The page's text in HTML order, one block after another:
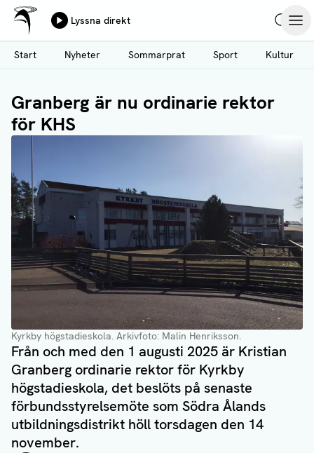
Hoppa
till
huvudinnehåll
Ålands Radio & TV
Lyssna direkt
Start
Nyheter Sommarprat Sport Kultur
Granberg är nu ordinarie rektor
för KHS
Kyrkby högstadieskola. Arkivfoto: Malin Henriksson.
Från och med den 1 augusti 2025 är Kristian
Granberg ordinarie rektor för Kyrkby
högstadieskola, det beslöts på senaste
förbundsstyrelsemöte som Södra Ålands
utbildningsdistrikt höll torsdagen den 14
november.